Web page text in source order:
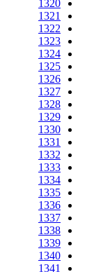
1320
1321
1322
1323
1324
1325
1326
1327
1328
1329
1330
1331
1332
1333
1334
1335
1336
1337
1338
1339
1340
1341